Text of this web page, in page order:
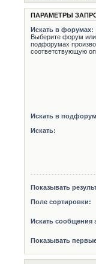
ПАРАМЕТРЫ
Искать в форумах:
Выберите форум
подфорумах
соответствующую
Искать в
Искать:
Показывать
Поле сортировки:
Искать сообщения
Показывать